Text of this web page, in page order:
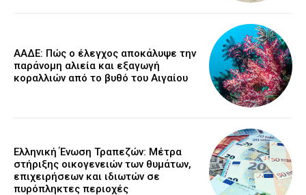
ΑΑΔΕ: Πώς ο έλεγχος αποκάλυψε την
παράνομη αλιεία και εξαγωγή
κοραλλιών από το βυθό του Αιγαίου
Ελληνική Ένωση Τραπεζών: Μέτρα
στήριξης οικογενειών των θυμάτων,
επιχειρήσεων και ιδιωτών σε
πυρόπληκτες περιοχές